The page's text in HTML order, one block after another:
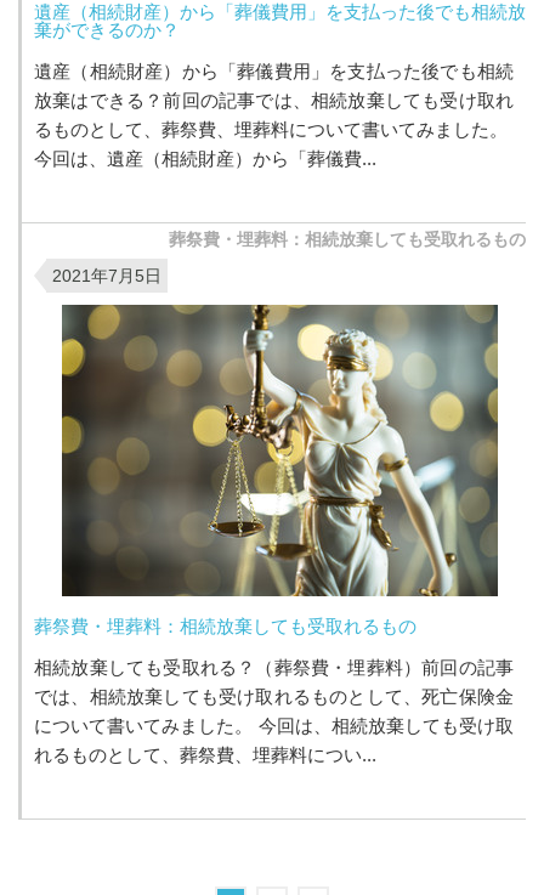
遺産（相続財産）から「葬儀費用」を支払った後でも相続放
棄ができるのか？
遺産（相続財産）から「葬儀費用」を支払った後でも相続
放棄はできる？前回の記事では、相続放棄しても受け取れ
るものとして、葬祭費、埋葬料について書いてみました。
今回は、遺産（相続財産）から「葬儀費...
葬祭費・埋葬料：相続放棄しても受取れるもの
2021年7月5日
葬祭費・埋葬料：相続放棄しても受取れるもの
相続放棄しても受取れる？（葬祭費・埋葬料）前回の記事
では、相続放棄しても受け取れるものとして、死亡保険金
について書いてみました。 今回は、相続放棄しても受け取
れるものとして、葬祭費、埋葬料につい...